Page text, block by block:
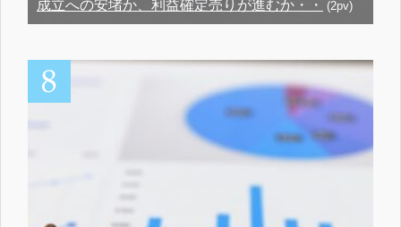
成立への安堵か、利益確定売りが進むか・・
(2pv)